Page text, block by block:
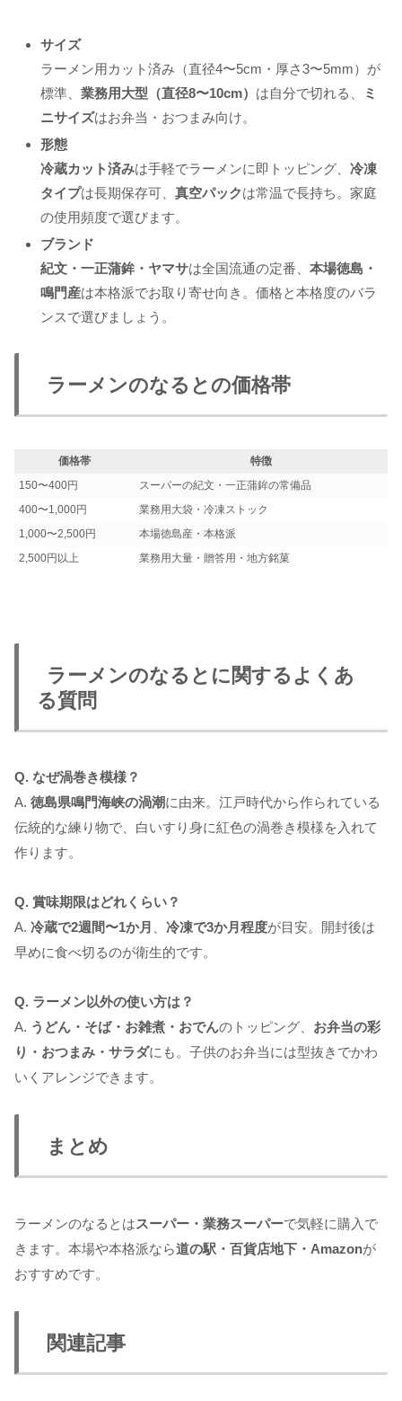
サイズ
ラーメン用カット済み（直径4〜5cm・厚さ3〜5mm）が
標準、 業務用大型（直径8〜10cm） は自分で切れる、
ミ
ニサイズはお弁当・おつまみ向け。
形態
冷蔵カット済みは手軽でラーメンに即トッピング、 冷凍
タイプは長期保存可、 真空パックは常温で長持ち。家庭
の使用頻度で選びます。
ブランド
紀文・一正蒲鉾・ヤマサは全国流通の定番、 本場徳島・
鳴門産は本格派でお取り寄せ向き。価格と本格度のバラ
ンスで選びましょう。
ラーメンのなるとの価格帯
価格帯
特徴
150〜400円
スーパーの紀文・一正蒲鉾の常備品
400〜1,000円
業務用大袋・冷凍ストック
1,000〜2,500円
本場徳島産・本格派
2,500円以上
業務用大量・贈答用・地方銘菓
ラーメンのなるとに関するよくあ
る質問
Q. なぜ渦巻き模様？
A. 徳島県鳴門海峡の渦潮に由来。江戸時代から作られている
伝統的な練り物で、白いすり身に紅色の渦巻き模様を入れて
作ります。
Q. 賞味期限はどれくらい？
A. 冷蔵で2週間〜1か月 冷凍で3か月程度が目安。開封後は
早めに食べ切るのが衛生的です。
Q. ラーメン以外の使い方は？
A. うどん・そば・お雑煮・おでんのトッピング、 お弁当の彩
り・おつまみ・サラダにも。子供のお弁当には型抜きでかわ
いくアレンジできます。
まとめ
ラーメンのなるとはスーパー・業務スーパーで気軽に購入で
きます。本場や本格派なら道の駅・百貨店地下・Amazonが
おすすめです。
関連記事